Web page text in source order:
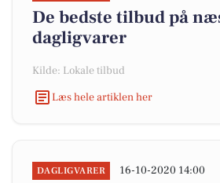
De bedste tilbud på
dagligvarer
Kilde: Lokale tilbud
Læs hele artiklen her
DAGLIGVARER 16-10-2020 14:00